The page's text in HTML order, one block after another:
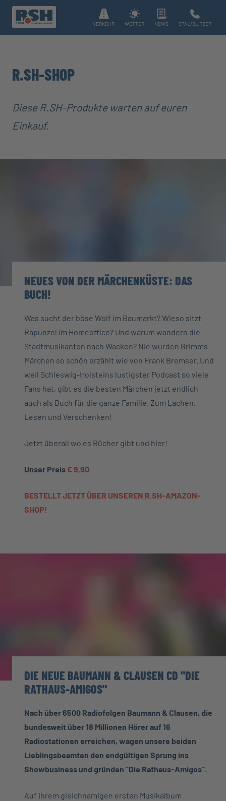
VERKEHR WETTER NEWS STAU/BLITZER
R.SH-SHOP
Diese R.SH-Produkte warten auf euren
Einkauf.
NEUES VON DER MÄRCHENKÜSTE: DAS
BUCH!
Was sucht der böse Wolf im Baumarkt? Wieso sitzt
Rapunzel im Homeoffice? Und warum wandern die
Stadtmusikanten nach Wacken? Nie wurden Grimms
Märchen so schön erzählt wie von Frank Bremser. Und
weil Schleswig-Holsteins lustigster Podcast so viele
Fans hat, gibt es die besten Märchen jetzt endlich
auch als Buch für die ganze Familie. Zum Lachen,
Lesen und Verschenken!
Jetzt überall wo es Bücher gibt und hier!
Unser Preis € 9,90
BESTELLT JETZT ÜBER UNSEREN R.SH-AMAZON-
SHOP!
DIE NEUE BAUMANN & CLAUSEN CD "DIE
RATHAUS-AMIGOS"
Nach über 6500 Radiofolgen Baumann & Clausen, die
bundesweit über 18 Millionen Hörer auf 16
Radiostationen erreichen, wagen unsere beiden
Lieblingsbeamten den endgültigen Sprung ins
Showbusiness und gründen "Die Rathaus-Amigos".
Auf ihrem gleichnamigen ersten Musikalbum